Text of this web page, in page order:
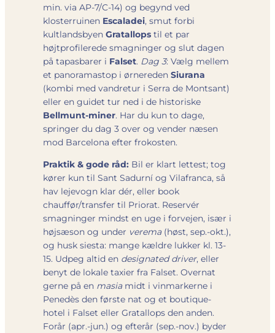
min. via AP-7/​C-14) og begynd ved
klosterruinen Escaladei, smut forbi
kultlandsbyen Gratallops til et par
højtprofilerede smagninger og slut dagen
på tapasbarer i Falset. Dag 3: Vælg mellem
et panoramastop i ørnereden Siurana
(kombi med vandretur i Serra de Montsant)
eller en guidet tur ned i de historiske
Bellmunt-miner. Har du kun to dage,
springer du dag 3 over og vender næsen
mod Barcelona efter frokosten.
Praktik & gode råd: Bil er klart lettest; tog
kører kun til Sant Sadurní og Vilafranca, så
hav lejevogn klar dér, eller book
chauffør/transfer til Priorat. Reservér
smagninger mindst en uge i forvejen, især i
højsæson og under verema(høst, sep.-okt.),
og husk siesta: mange kældre lukker kl. 13-
15. Udpeg altid en designated driver, eller
benyt de lokale taxier fra Falset. Overnat
gerne på en masiamidt i vinmarkerne i
Penedès den første nat og et boutique-
hotel i Falset eller Gratallops den anden.
Forår (apr.-jun.) og efterår (sep.-nov.) byder